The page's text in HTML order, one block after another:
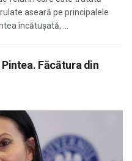
aseară pe principalele
încătușată, ...
Făcătura din